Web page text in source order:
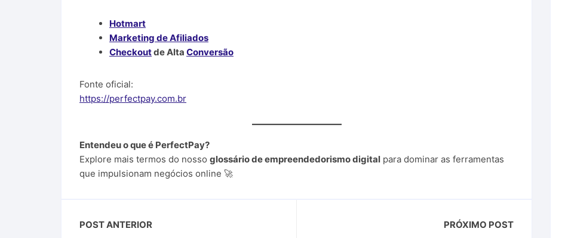
Hotmart
Marketing de Afiliados
Checkoutde Alta Conversão
Fonte oficial:
https://perfectpay.com.br
Entendeu o que é PerfectPay?
Explore mais termos do nosso glossário de empreendedorismo digital para dominar as ferramentas
que impulsionam negócios online 🚀
POST ANTERIOR
PRÓXIMO POST